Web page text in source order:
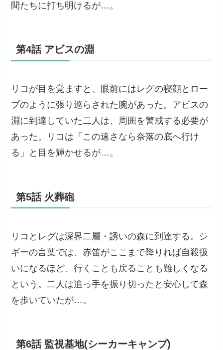
間たちに打ち明けるが…。
第4話 アビスの淵
リコが目を覚ますと、眼前にはレグの寝顔とロー
プのように張り巡らされた腕があった。アビスの
淵に到達していた二人は、周囲を警戒する必要が
あった。リコは「この速さなら奈落の底へ行け
る」と目を輝かせるが…。
第5話 火葬砲
リコとレグは深界二層・誘いの森に到達する。シ
ギーの言葉では、赤笛がここまで降りれば自殺扱
いになるほど、行くことも戻ることも難しくなる
という。二人は追っ手を振り切ったと安心して森
を歩いていたが…。
第6話 監視基地(シーカーキャンプ)